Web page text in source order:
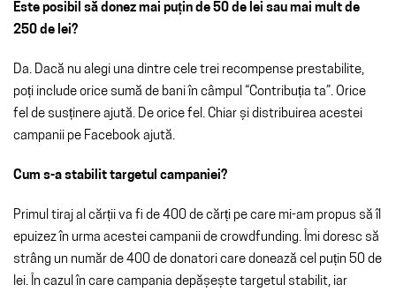
Este posibil să donez mai puțin de 50 de lei sau mai mult de
250 de lei?
Da. Dacă nu alegi una dintre cele trei recompense prestabilite,
poți include orice sumă de bani în câmpul “Contribuția ta”. Orice
fel de susținere ajută. De orice fel. Chiar și distribuirea acestei
campanii pe Facebook ajută.
Cum s-a stabilit targetul campaniei?
Primul tiraj al cărții va fi de 400 de cărți pe care mi-am propus să îl
epuizez în urma acestei campanii de crowdfunding. Îmi doresc să
strâng un număr de 400 de donatori care donează cel puțin 50 de
lei. În cazul în care campania depășește targetul stabilit, iar